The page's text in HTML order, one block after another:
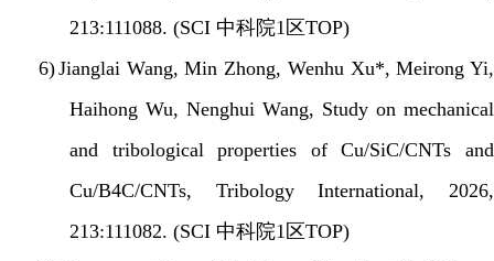
213:111088. (SCI 中科院1 区TOP)
6)Jianglai Wang, Min Zhong, Wenhu Xu*, Meirong Yi,
Haihong Wu, Nenghui Wang, Study on mechanical
and tribological properties of Cu/SiC/CNTs and
Cu/B4C/CNTs, Tribology International, 2026,
213:111082. (SCI 中科院1 区TOP)